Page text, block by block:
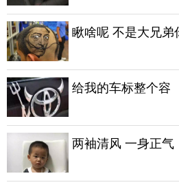
瞅啥呢 不是大兄弟
给我的车标整个容
两袖清风 一身正气